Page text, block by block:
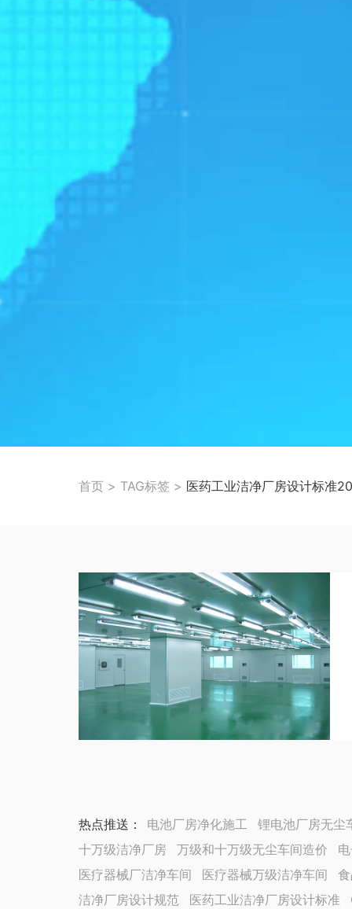
首页 > TAG标签 > 医药工业洁净厂房设计标准
热点推送： 电池厂房净化施工
锂电池厂房无尘
十万级洁净厂房
万级和十万级无尘车间造价
医疗器械厂洁净车间
医疗器械万级洁净车间
洁净厂房设计规范
医药工业洁净厂房设计标准